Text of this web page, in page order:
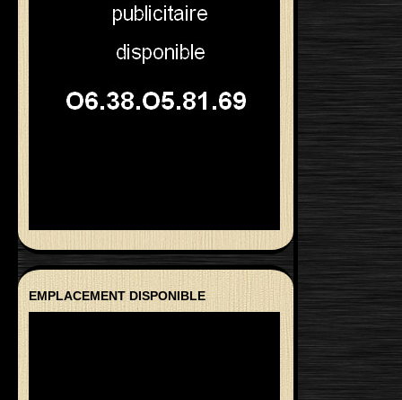
EMPLACEMENT DISPONIBLE